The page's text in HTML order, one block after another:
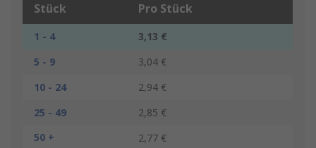
Stück Pro Stück
1 - 4
3,13 €
5 - 9
3,04 €
10 - 24
2,94 €
25 - 49
2,85 €
50 +
2,77 €